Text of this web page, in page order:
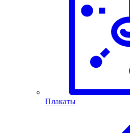
Плакаты